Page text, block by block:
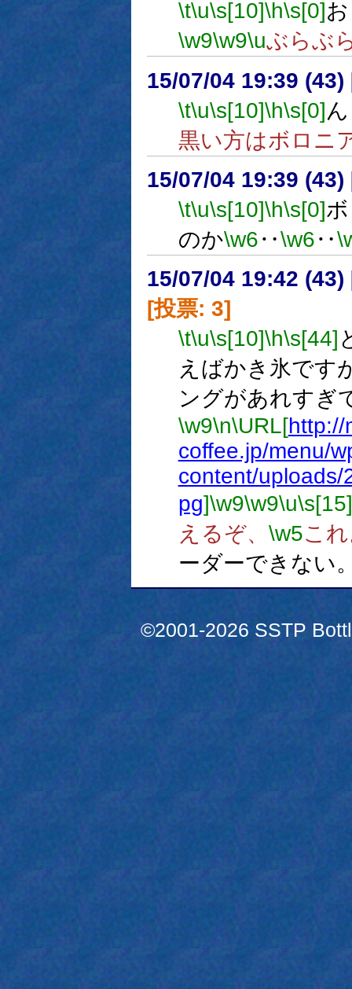
\t\u\s[10]\h\s[0]
\w9\w9\uぶらぶ
15/07/04 19:39 (43)
\t\u\s[10]\h\s[0]
黒い方はボロニ
15/07/04 19:39 (43)
\t\u\s[10]\h\s[0]
のか\w6‥\w6‥
15/07/04 19:42 (43)
[投票: 3]
\t\u\s[10]\h\s[44]
えばかき氷です
ングがあれすぎ
\w9\n\URL[http://
coffee.jp/menu/
content/uploads/
pg]\w9\w9\u\s[15]
えるぞ、 \w5こ
ーダーできない
©2001-2026 SSTP